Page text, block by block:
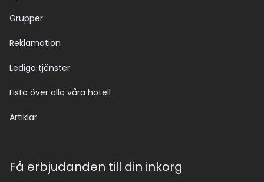
Grupper
Reklamation
Lediga tjänster
Lista över alla våra hotell
Artiklar
Få erbjudanden till din inkorg